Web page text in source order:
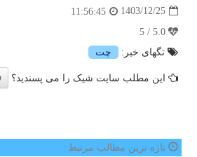
1403/12/25
11:56:45
تگهای خبر:
چت
این مطلب سایت شیک را می پسندید؟
تازه ترین مطالب مرتبط